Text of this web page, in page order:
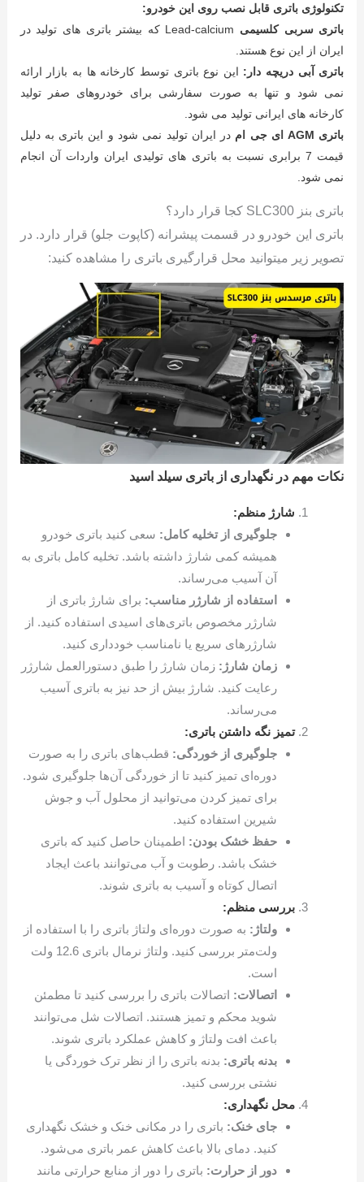
تکنولوژی باتری قابل نصب روی این خودرو:
باتری سربی کلسیمی
Lead-calcium که بیشتر باتری های تولید در
ایران از این نوع هستند.
باتری آبی دریچه دار: این نوع باتری توسط کارخانه ها به بازار ارائه
نمی شود و تنها به صورت سفارشی برای خودروهای صفر تولید
کارخانه های ایرانی تولید می شود.
باتری AGM ای جی ام
در ایران تولید نمی شود و این باتری به دلیل
قیمت 7 برابری نسبت به باتری های تولیدی ایران واردات آن انجام
نمی شود.
باتری بنز SLC300 کجا قرار دارد؟
باتری این خودرو در قسمت پیشرانه (کاپوت جلو) قرار دارد. در
تصویر زیر میتوانید محل قرارگیری باتری را مشاهده کنید:
نکات مهم در نگهداری از باتری سیلد اسید
شارژ منظم:
جلوگیری از تخلیه کامل: سعی کنید باتری خودرو
همیشه کمی شارژ داشته باشد. تخلیه کامل باتری به
آن آسیب می‌رساند.
استفاده از شارژر مناسب: برای شارژ باتری از
شارژر مخصوص باتری‌های اسیدی استفاده کنید. از
شارژرهای سریع یا نامناسب خودداری کنید.
زمان شارژ: زمان شارژ را طبق دستورالعمل شارژر
رعایت کنید. شارژ بیش از حد نیز به باتری آسیب
می‌رساند.
تمیز نگه داشتن باتری:
جلوگیری از خوردگی: قطب‌های باتری را به صورت
دوره‌ای تمیز کنید تا از خوردگی آن‌ها جلوگیری شود.
برای تمیز کردن می‌توانید از محلول آب و جوش
شیرین استفاده کنید.
حفظ خشک بودن: اطمینان حاصل کنید که باتری
خشک باشد. رطوبت و آب می‌توانند باعث ایجاد
اتصال کوتاه و آسیب به باتری شوند.
بررسی منظم:
ولتاژ: به صورت دوره‌ای ولتاژ باتری را با استفاده از
ولت‌متر بررسی کنید. ولتاژ نرمال باتری 12.6 ولت
است.
اتصالات: اتصالات باتری را بررسی کنید تا مطمئن
شوید محکم و تمیز هستند. اتصالات شل می‌توانند
باعث افت ولتاژ و کاهش عملکرد باتری شوند.
بدنه باتری: بدنه باتری را از نظر ترک خوردگی یا
نشتی بررسی کنید.
محل نگهداری:
جای خنک: باتری را در مکانی خنک و خشک نگهداری
کنید. دمای بالا باعث کاهش عمر باتری می‌شود.
دور از حرارت: باتری را دور از منابع حرارتی مانند